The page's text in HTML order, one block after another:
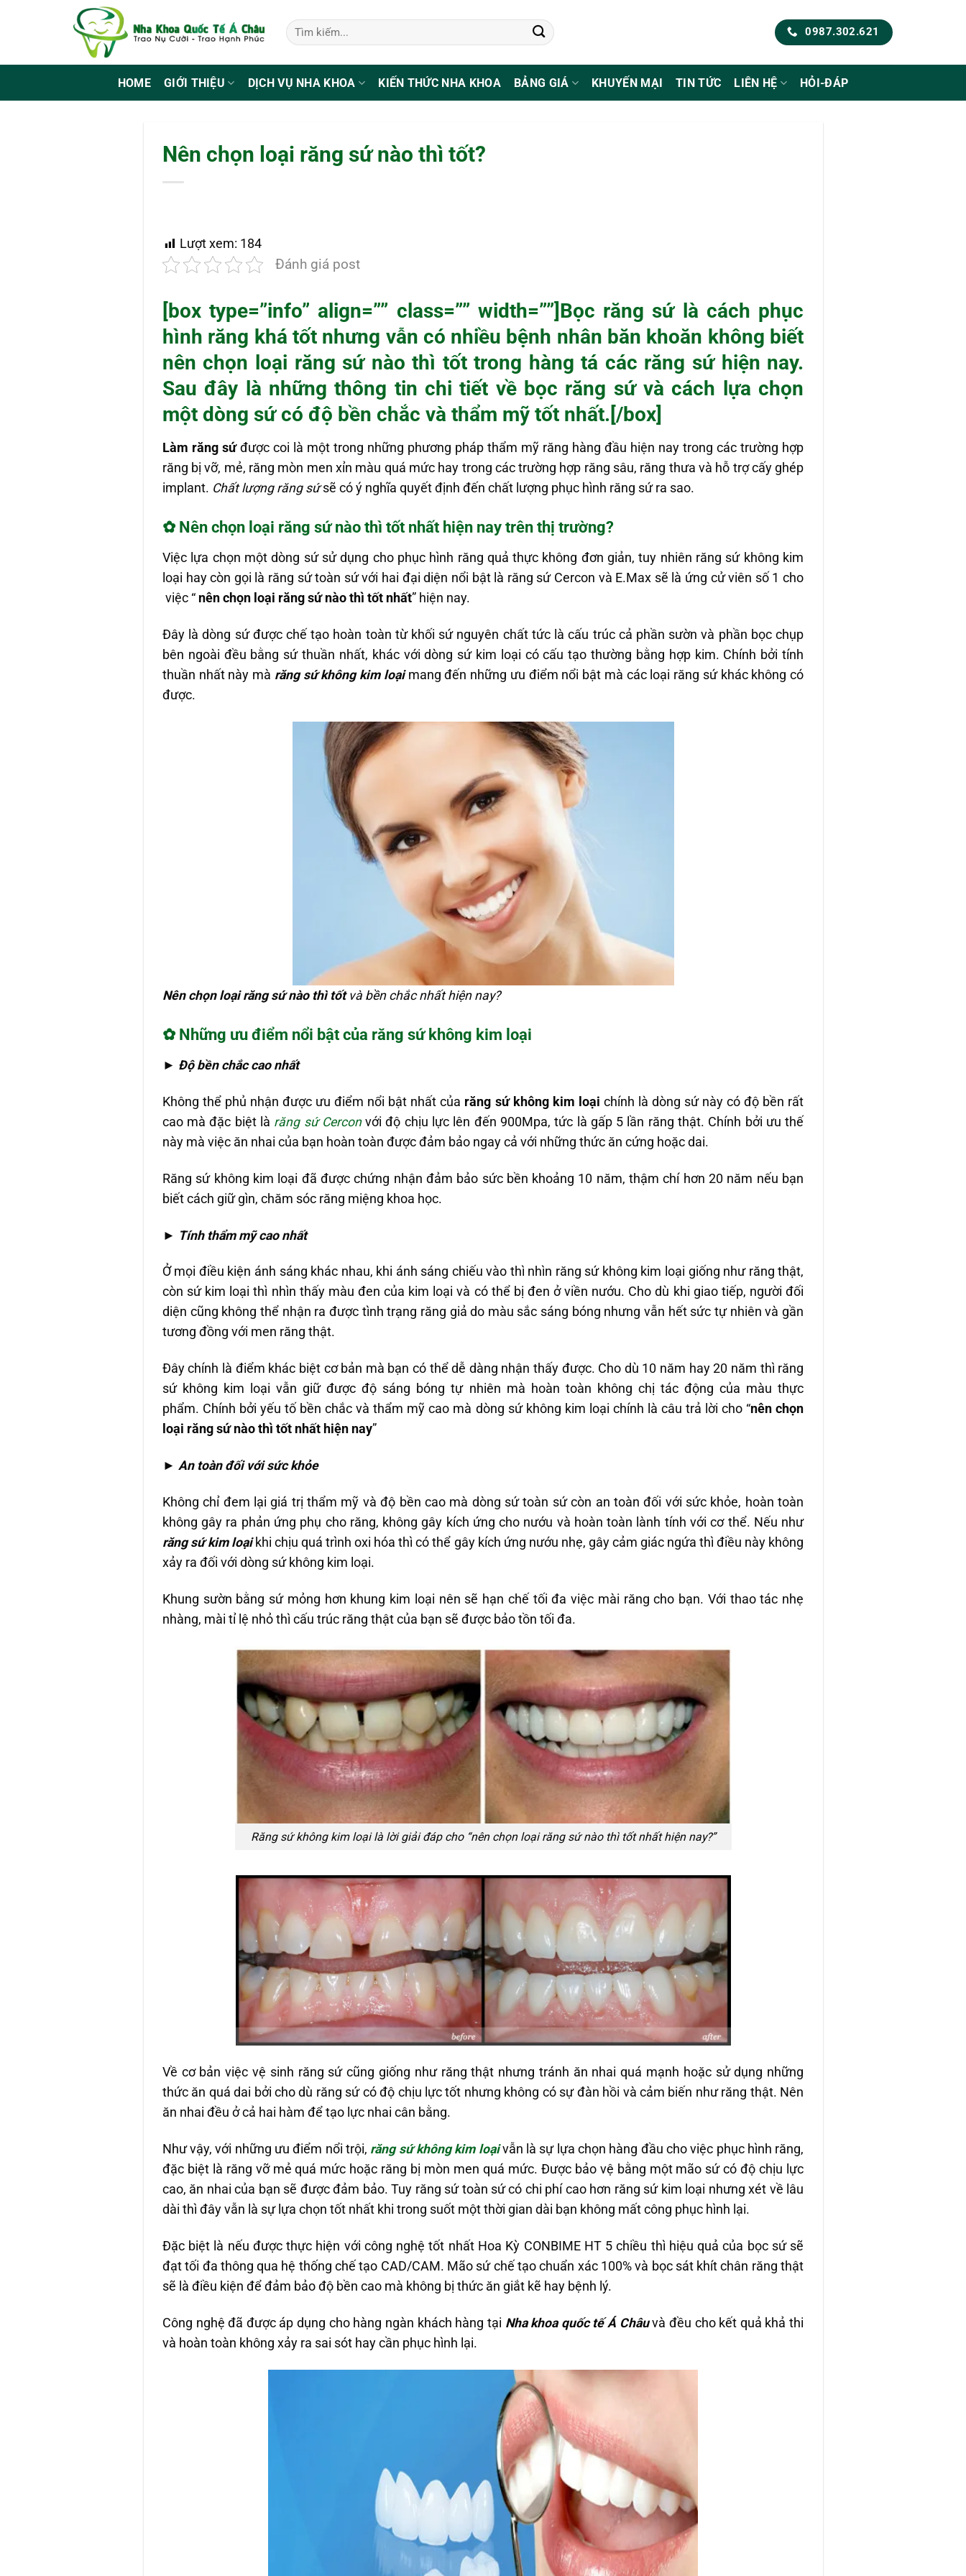
0987.302.621
HOME GIỚI THIỆU DỊCH VỤ NHA KHOA KIẾN THỨC NHA KHOA BẢNG GIÁ KHUYẾN MẠI TIN TỨC LIÊN HỆ HỎI-ĐÁP
Nên chọn loại răng sứ nào thì tốt?
Lượt xem: 184
Đánh giá post
[box type=”info” align=”” class=”” width=””]Bọc răng sứ là cách phục
hình răng khá tốt nhưng vẫn có nhiều bệnh nhân băn khoăn không biết
nên chọn loại răng sứ nào thì tốt trong hàng tá các răng sứ hiện nay.
Sau đây là những thông tin chi tiết về bọc răng sứ và cách lựa chọn
một dòng sứ có độ bền chắc và thẩm mỹ tốt nhất.[/box]
Làm răng sứđược coi là một trong những phương pháp thẩm mỹ răng hàng đầu hiện nay trong các trường hợp
răng bị vỡ, mẻ, răng mòn men xỉn màu quá mức hay trong các trường hợp răng sâu, răng thưa và hỗ trợ cấy ghép
implant. Chất lượng răng sứsẽ có ý nghĩa quyết định đến chất lượng phục hình răng sứ ra sao.
✿ Nên chọn loại răng sứ nào thì tốt nhất hiện nay trên thị trường?
Việc lựa chọn một dòng sứ sử dụng cho phục hình răng quả thực không đơn giản, tuy nhiên răng sứ không kim
loại hay còn gọi là răng sứ toàn sứ với hai đại diện nổi bật là răng sứ Cercon và E.Max sẽ là ứng cử viên số 1 cho
việc “ nên chọn loại răng sứ nào thì tốt nhất” hiện nay.
Đây là dòng sứ được chế tạo hoàn toàn từ khối sứ nguyên chất tức là cấu trúc cả phần sườn và phần bọc chụp
bên ngoài đều bằng sứ thuần nhất, khác với dòng sứ kim loại có cấu tạo thường bằng hợp kim. Chính bởi tính
thuần nhất này mà răng sứ không kim loại mang đến những ưu điểm nổi bật mà các loại răng sứ khác không có
được.
Nên chọn loại răng sứ nào thì tốt và bền chắc nhất hiện nay?
✿ Những ưu điểm nổi bật của răng sứ không kim loại
► Độ bền chắc cao nhất
Không thể phủ nhận được ưu điểm nổi bật nhất của răng sứ không kim loại chính là dòng sứ này có độ bền rất
cao mà đặc biệt là răng sứ Cerconvới độ chịu lực lên đến 900Mpa, tức là gấp 5 lần răng thật. Chính bởi ưu thế
này mà việc ăn nhai của bạn hoàn toàn được đảm bảo ngay cả với những thức ăn cứng hoặc dai.
Răng sứ không kim loại đã được chứng nhận đảm bảo sức bền khoảng 10 năm, thậm chí hơn 20 năm nếu bạn
biết cách giữ gìn, chăm sóc răng miệng khoa học.
► Tính thẩm mỹ cao nhất
Ở mọi điều kiện ánh sáng khác nhau, khi ánh sáng chiếu vào thì nhìn răng sứ không kim loại giống như răng thật,
còn sứ kim loại thì nhìn thấy màu đen của kim loại và có thể bị đen ở viền nướu. Cho dù khi giao tiếp, người đối
diện cũng không thể nhận ra được tình trạng răng giả do màu sắc sáng bóng nhưng vẫn hết sức tự nhiên và gần
tương đồng với men răng thật.
Đây chính là điểm khác biệt cơ bản mà bạn có thể dễ dàng nhận thấy được. Cho dù 10 năm hay 20 năm thì răng
sứ không kim loại vẫn giữ được độ sáng bóng tự nhiên mà hoàn toàn không chị tác động của màu thực
phẩm. Chính bởi yếu tố bền chắc và thẩm mỹ cao mà dòng sứ không kim loại chính là câu trả lời cho “nên chọn
loại răng sứ nào thì tốt nhất hiện nay”
► An toàn đối với sức khỏe
Không chỉ đem lại giá trị thẩm mỹ và độ bền cao mà dòng sứ toàn sứ còn an toàn đối với sức khỏe, hoàn toàn
không gây ra phản ứng phụ cho răng, không gây kích ứng cho nướu và hoàn toàn lành tính với cơ thể. Nếu như
răng sứ kim loạikhi chịu quá trình oxi hóa thì có thể gây kích ứng nướu nhẹ, gây cảm giác ngứa thì điều này không
xảy ra đối với dòng sứ không kim loại.
Khung sườn bằng sứ mỏng hơn khung kim loại nên sẽ hạn chế tối đa việc mài răng cho bạn. Với thao tác nhẹ
nhàng, mài tỉ lệ nhỏ thì cấu trúc răng thật của bạn sẽ được bảo tồn tối đa.
Răng sứ không kim loại là lời giải đáp cho “nên chọn loại răng sứ nào thì tốt nhất hiện nay?”
Về cơ bản việc vệ sinh răng sứ cũng giống như răng thật nhưng tránh ăn nhai quá mạnh hoặc sử dụng những
thức ăn quá dai bởi cho dù răng sứ có độ chịu lực tốt nhưng không có sự đàn hồi và cảm biến như răng thật. Nên
ăn nhai đều ở cả hai hàm để tạo lực nhai cân bằng.
Như vậy, với những ưu điểm nổi trội, răng sứ không kim loạivẫn là sự lựa chọn hàng đầu cho việc phục hình răng,
đặc biệt là răng vỡ mẻ quá mức hoặc răng bị mòn men quá mức. Được bảo vệ bằng một mão sứ có độ chịu lực
cao, ăn nhai của bạn sẽ được đảm bảo. Tuy răng sứ toàn sứ có chi phí cao hơn răng sứ kim loại nhưng xét về lâu
dài thì đây vẫn là sự lựa chọn tốt nhất khi trong suốt một thời gian dài bạn không mất công phục hình lại.
Đặc biệt là nếu được thực hiện với công nghệ tốt nhất Hoa Kỳ CONBIME HT 5 chiều thì hiệu quả của bọc sứ sẽ
đạt tối đa thông qua hệ thống chế tạo CAD/CAM. Mão sứ chế tạo chuẩn xác 100% và bọc sát khít chân răng thật
sẽ là điều kiện để đảm bảo độ bền cao mà không bị thức ăn giắt kẽ hay bệnh lý.
Công nghệ đã được áp dụng cho hàng ngàn khách hàng tại Nha khoa quốc tế Á Châuvà đều cho kết quả khả thi
và hoàn toàn không xảy ra sai sót hay cần phục hình lại.